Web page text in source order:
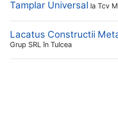
Tamplar Universal la Tcv
Lacatus Constructii
Grup SRL în Tulcea